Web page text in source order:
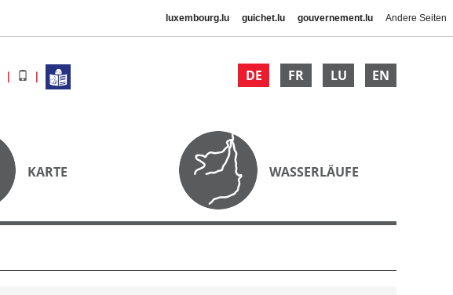
luxembourg.lu guichet.lu gouvernement.lu Andere Seiten
DE FR LU EN
KARTE WASSERLÄUFE